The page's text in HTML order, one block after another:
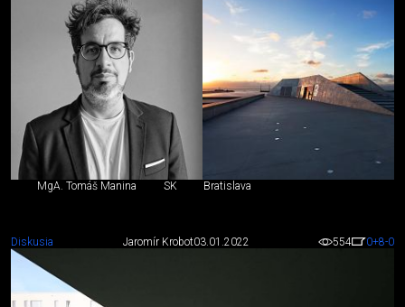
MgA. Tomáš Manina SK Bratislava
Diskusia Jaromír Krobot03.01.2022 554 0+8-0